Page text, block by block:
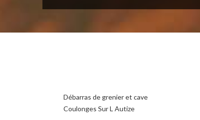
Débarras de grenier et cave
Coulonges Sur L Autize